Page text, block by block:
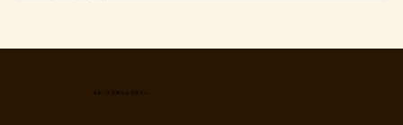
日本一多国籍なお肉屋さん